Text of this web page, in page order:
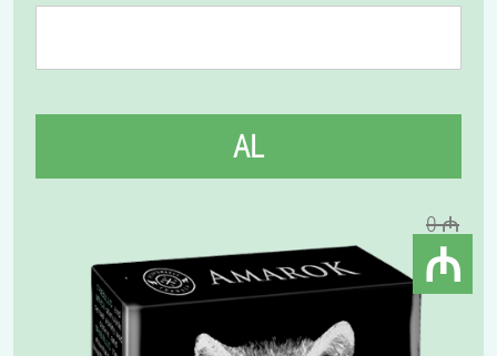
AL
0 ₼
₼